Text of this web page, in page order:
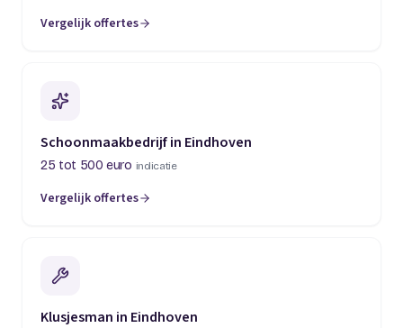
Vergelijk offertes
Schoonmaakbedrijf in Eindhoven
25 tot 500 euro indicatie
Vergelijk offertes
Klusjesman in Eindhoven